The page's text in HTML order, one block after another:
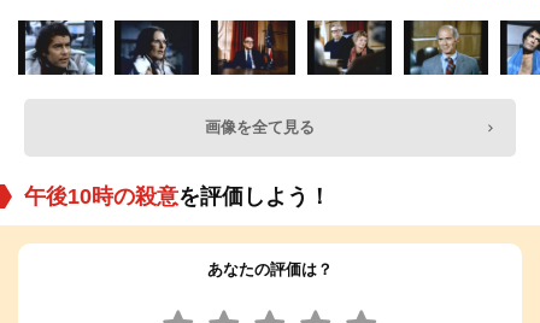
画像を全て見る
午後10時の殺意を評価しよう！
あなたの評価は？